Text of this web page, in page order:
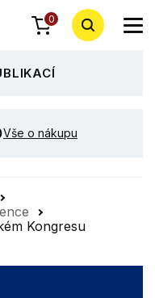
0
Vše o nákupu
Kongresu